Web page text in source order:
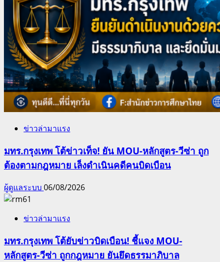
ข่าวล่ามาแรง
มทร.กรุงเทพ โต้ข่าวเท็จ! ยัน MOU-หลักสูตร-วีซ่า ถูก
ต้องตามกฎหมาย เล็งดำเนินคดีคนบิดเบือน
ผู้ดูแลระบบ 06/08/2026
ข่าวล่ามาแรง
มทร.กรุงเทพ โต้ยับข่าวบิดเบือน! ชี้แจง MOU-
หลักสูตร-วีซ่า ถูกกฎหมาย ยันยึดธรรมาภิบาล